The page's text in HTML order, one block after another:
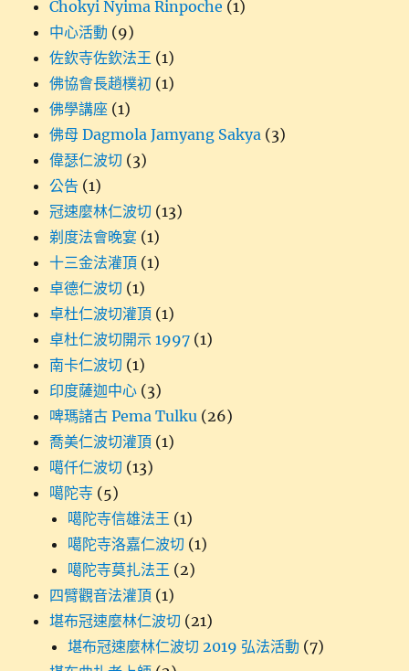
Chokyi Nyima Rinpoche (1)
中心活動 (9)
佐欽寺佐欽法王 (1)
佛協會長趙樸初 (1)
佛學講座 (1)
佛母 Dagmola Jamyang Sakya (3)
偉瑟仁波切 (3)
公告 (1)
冠速麼林仁波切 (13)
剃度法會晚宴 (1)
十三金法灌頂 (1)
卓德仁波切 (1)
卓杜仁波切灌頂 (1)
卓杜仁波切開示 1997 (1)
南卡仁波切 (1)
印度薩迦中心 (3)
啤瑪諸古 Pema Tulku (26)
喬美仁波切灌頂 (1)
噶仟仁波切 (13)
噶陀寺 (5)
噶陀寺信雄法王 (1)
噶陀寺洛嘉仁波切 (1)
噶陀寺莫扎法王 (2)
四臂觀音法灌頂 (1)
堪布冠速麼林仁波切 (21)
堪布冠速麼林仁波切 2019 弘法活動 (7)